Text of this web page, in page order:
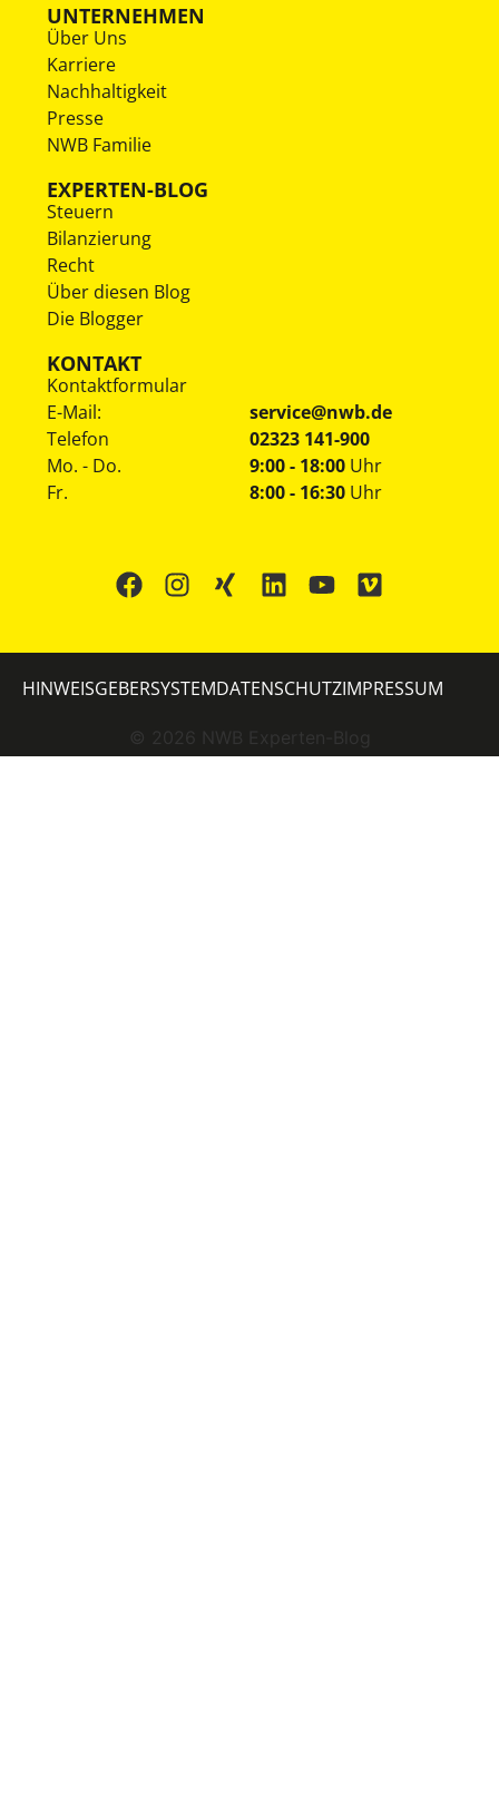
UNTERNEHMEN
Über Uns
Karriere
Nachhaltigkeit
Presse
NWB Familie
EXPERTEN-BLOG
Steuern
Bilanzierung
Recht
Über diesen Blog
Die Blogger
KONTAKT
Kontaktformular
E-Mail:
service@nwb.de
Telefon
02323 141-900
Mo. - Do.
Fr.
9:00 - 18:00 Uhr
8:00 - 16:30 Uhr
© 2026 NWB Experten-Blog
HINWEISGEBERSYSTEMDATENSCHUTZIMPRESSUM